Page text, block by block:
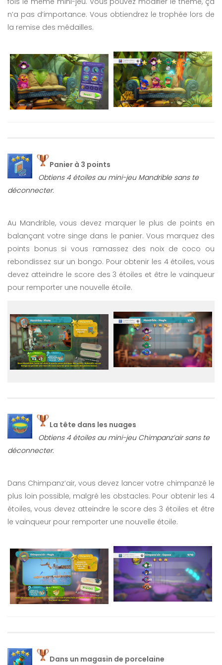
n’a pas d’importance. Vous obtiendrez le trophée lors de
la remise des médailles.
Panier à 3 points
Obtiens 4 étoiles au mini-jeu Mandrible sans te
déconnecter.
Au Mandrible, vous devez marquer le plus de points en
balançant votre singe dans le panier. Vous marquez des
points bonus si vous ramassez des noix de coco ou
rebondissez sur un bongo. Pour obtenir les 4 étoiles, vous
devez atteindre le score des 3 étoiles et être le vainqueur
pour remporter une nouvelle étoile.
La tête dans les nuages
Obtiens 4 étoiles au mini-jeu Chimpanz’air sans te
déconnecter.
Dans Chimpanz’air, vous devez lancer votre chimpanzé le
plus loin possible, malgré les obstacles. Pour obtenir les 4
étoiles, vous devez atteindre le score des 3 étoiles et être
le vainqueur pour remporter une nouvelle étoile.
Dans un magasin de porcelaine